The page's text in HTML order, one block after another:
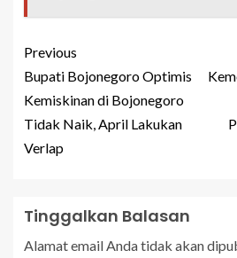
Previous
Bupati Bojonegoro Optimis
Kemiskinan di Bojonegoro
Tidak Naik, April Lakukan
Verlap
Tinggalkan Balasan
Alamat email Anda tidak akan